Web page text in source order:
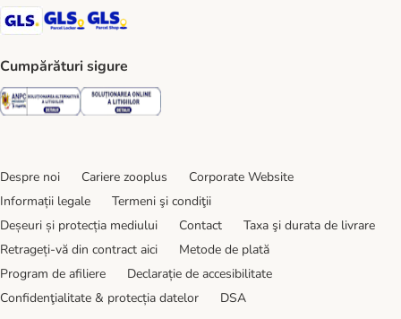
GLS Shipping Method
GLS Locker Shipping Method
Cumpărături sigure
Security Security
Despre noi Cariere zooplus
Corporate Website
Informații legale
Termeni şi condiţii
Deșeuri și protecția mediului
Contact
Taxa şi durata de livrare
Retrageți-vă din contract aici
Metode de plată
Program de afiliere
Declarație de accesibilitate
Confidenţialitate & protecția datelor
DSA